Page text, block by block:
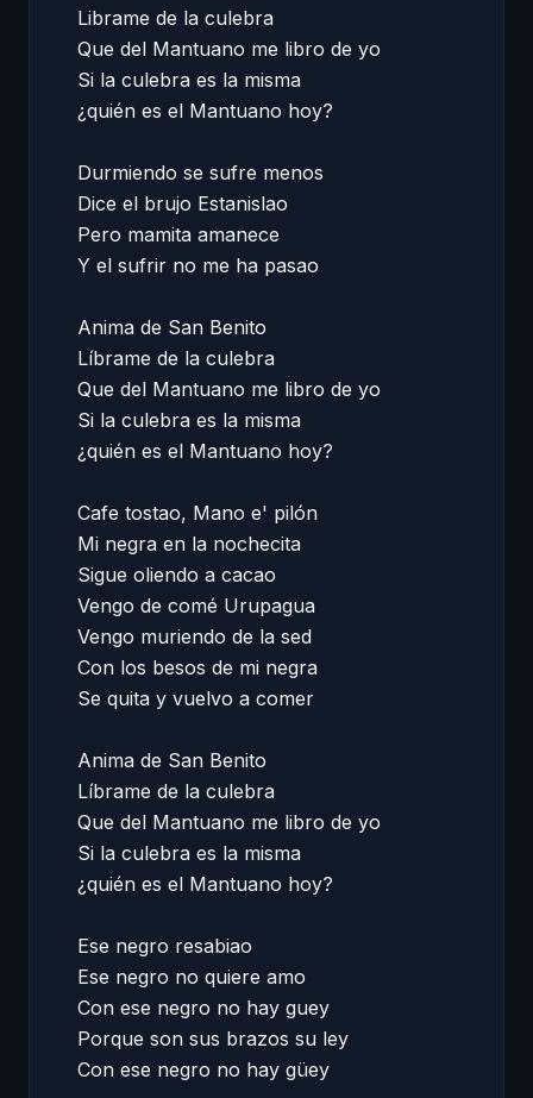
Librame de la culebra
Que del Mantuano me libro de yo
Si la culebra es la misma
¿quién es el Mantuano hoy?
Durmiendo se sufre menos
Dice el brujo Estanislao
Pero mamita amanece
Y el sufrir no me ha pasao
Anima de San Benito
Líbrame de la culebra
Que del Mantuano me libro de yo
Si la culebra es la misma
¿quién es el Mantuano hoy?
Cafe tostao, Mano e' pilón
Mi negra en la nochecita
Sigue oliendo a cacao
Vengo de comé Urupagua
Vengo muriendo de la sed
Con los besos de mi negra
Se quita y vuelvo a comer
Anima de San Benito
Líbrame de la culebra
Que del Mantuano me libro de yo
Si la culebra es la misma
¿quién es el Mantuano hoy?
Ese negro resabiao
Ese negro no quiere amo
Con ese negro no hay guey
Porque son sus brazos su ley
Con ese negro no hay güey